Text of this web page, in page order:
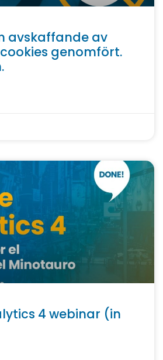
avskaffande av
genomfört.
4 webinar (in